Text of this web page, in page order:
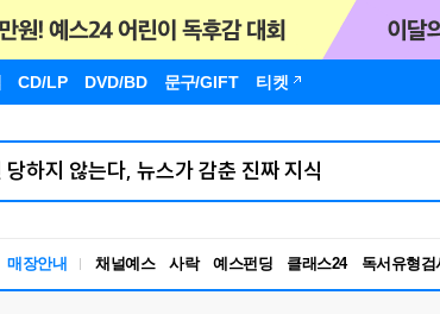
CD/LP DVD/BD 문구/GIFT 티켓
매장안내 채널예스 사락 예스펀딩 클래스24
RBTI Lab
독서유형검